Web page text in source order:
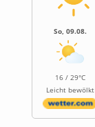
So, 09.08.
16 / 29°C
Leicht bewölkt